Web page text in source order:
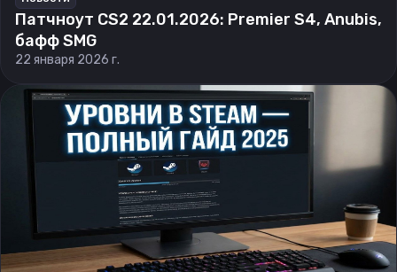
Патчноут CS2 22.01.2026: Premier S4, Anubis,
бафф SMG
22 января 2026 г.